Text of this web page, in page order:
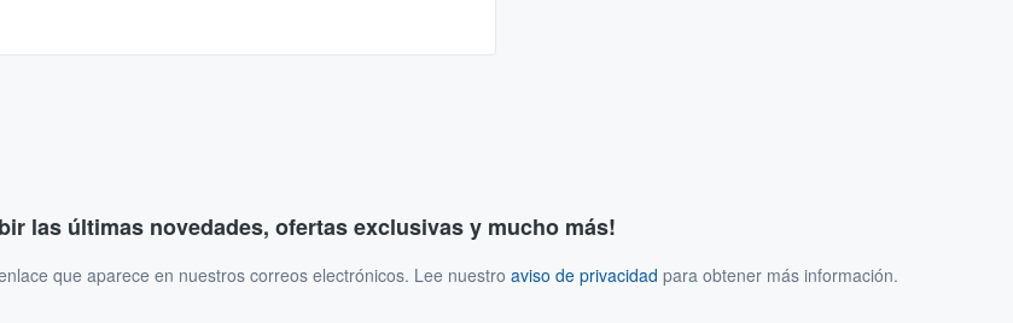
las últimas novedades, ofertas exclusivas y mucho más!
que aparece en nuestros correos electrónicos. Lee nuestro aviso de privacidad para obtener más información.